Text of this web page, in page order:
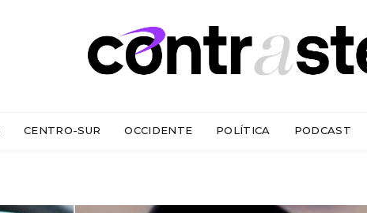
CENTRO-SUR OCCIDENTE POLÍTICA PODCAST